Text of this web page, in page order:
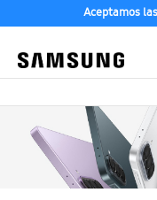
Aceptamos